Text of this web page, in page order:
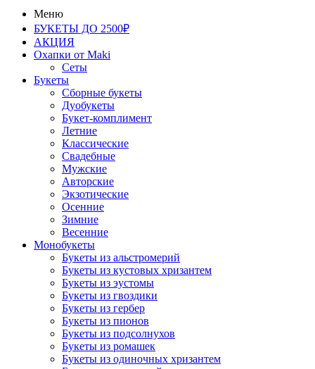
Меню
БУКЕТЫ ДО 2500₽
АКЦИЯ
Охапки от Maki
Сеты
Букеты
Сборные букеты
Дуобукеты
Букет-комплимент
Летние
Классические
Свадебные
Мужские
Авторские
Экзотические
Осенние
Зимние
Весенние
Монобукеты
Букеты из альстромерий
Букеты из кустовых хризантем
Букеты из эустомы
Букеты из гвоздики
Букеты из гербер
Букеты из пионов
Букеты из подсолнухов
Букеты из ромашек
Букеты из одиночных хризантем